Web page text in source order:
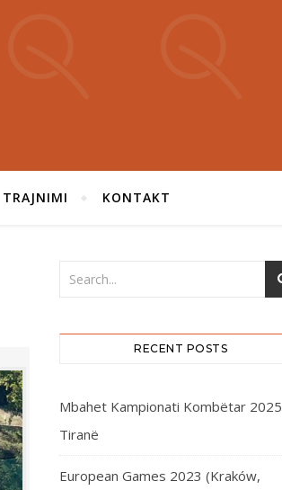
TRAJNIMI KONTAKT
RECENT POSTS
Mbahet Kampionati Kombëtar
Tiranë
European Games 2023 (Kraków,